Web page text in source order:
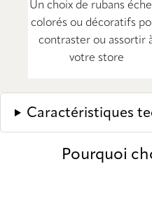
Un choix de rubans
colorés ou décoratifs
contraster ou assortir
votre store
Caractéristiques
Pourquoi